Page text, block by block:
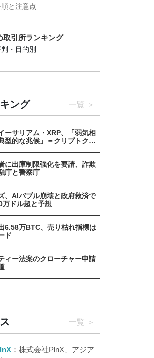
と注意点
取引所ランキング
・目的別
ング 一覧
ーサリアム・XRP、「弱気相
型的な兆候」＝クリプトクア
に出庫制限強化を要請、詐欺
庁と警察庁
、AIバブル崩壊と政府救済で
万ドル超と予想
6.58万BTC、売り枯れ指標は
ド
ィー法案のクローチャー申請
一覧
株式会社PlnX、アジア